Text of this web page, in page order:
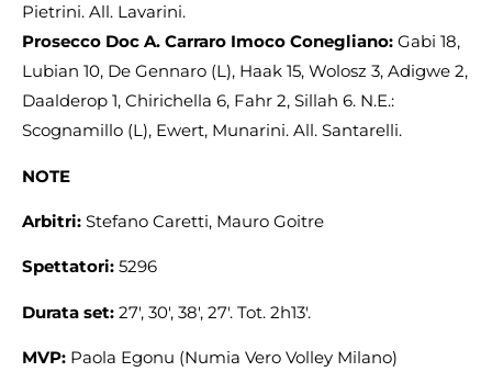
Pietrini. All. Lavarini.
Prosecco Doc A. Carraro Imoco Conegliano: Gabi 18,
Lubian 10, De Gennaro (L), Haak 15, Wolosz 3, Adigwe 2,
Daalderop 1, Chirichella 6, Fahr 2, Sillah 6. N.E.:
Scognamillo (L), Ewert, Munarini. All. Santarelli.
NOTE
Arbitri: Stefano Caretti, Mauro Goitre
Spettatori: 5296
Durata set: 27′, 30′, 38′, 27′. Tot. 2h13′.
MVP: Paola Egonu (Numia Vero Volley Milano)